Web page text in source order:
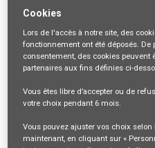
27-EURE, FR, 99999
VENTES ET
34844
mail_outline
Recevez les futures offres
Se connecter
Cookies
Lors de l'accès à notre site, des
fonctionnement ont été déposés. De
consentement, des cookies peuvent
partenaires aux fins définies ci-
Vous êtes libre d’accepter ou de
votre choix pendant 6 mois.
Vous pouvez ajuster vos choix
maintenant, en cliquant sur «